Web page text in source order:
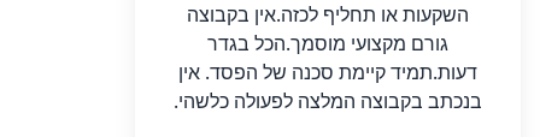
השקעות או תחליף לכזה.אין בקבוצה
גורם מקצועי מוסמך.הכל בגדר
דעות.תמיד קיימת סכנה של הפסד. אין
בנכתב בקבוצה המלצה לפעולה כלשהי.